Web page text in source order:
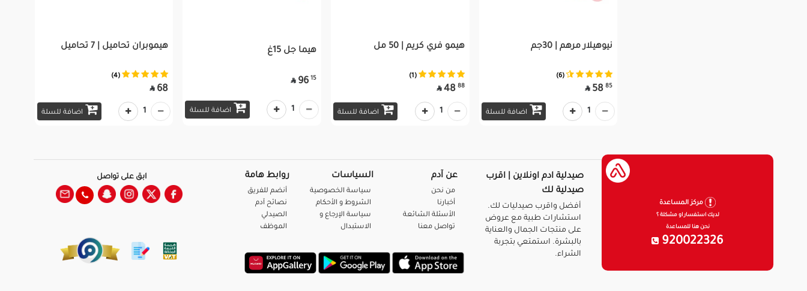
نيوهيلار مرهم | 30جم
(6)
85
58

اضافة للسلة 1
هيمو فري كريم | 50 مل
(1)
88
48

اضافة للسلة 1
هيما جل 15غ
15
96

اضافة للسلة 1
هيموبران تحاميل | 7 تحاميل
(4)
68

اضافة للسلة 1
مركز المساعدة
لديك استفسار او مشكلة ؟
نحن هنا للمساعدة
920022326
صيدلية ادم اونلاين | اقرب
صيدلية لك
أفضل واقرب صيدليات لك.
استشارات طبية مع عروض
على منتجات الجمال والعناية
بالبشرة. استمتعي بتجربة
الشراء.
عن آدم
من نحن
أخبارنا
الأسئلة الشائعة
تواصل معنا
السياسات
سياسة الخصوصية
الشروط و الأحكام
سياسة الإرجاع و
الاستبدال
روابط هامة
أنضم للفريق
نصائح آدم
الصيدلي
الموظف
ابق على تواصل